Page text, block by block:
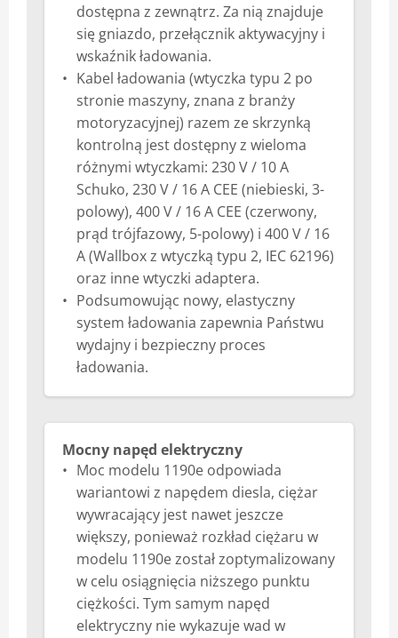
dostępna z zewnątrz. Za nią znajduje
się gniazdo, przełącznik aktywacyjny i
wskaźnik ładowania.
Kabel ładowania (wtyczka typu 2 po
stronie maszyny, znana z branży
motoryzacyjnej) razem ze skrzynką
kontrolną jest dostępny z wieloma
różnymi wtyczkami: 230 V / 10 A
Schuko, 230 V / 16 A CEE (niebieski, 3-
polowy), 400 V / 16 A CEE (czerwony,
prąd trójfazowy, 5-polowy) i 400 V / 16
A (Wallbox z wtyczką typu 2, IEC 62196)
oraz inne wtyczki adaptera.
Podsumowując nowy, elastyczny
system ładowania zapewnia Państwu
wydajny i bezpieczny proces
ładowania.
Mocny napęd elektryczny
Moc modelu 1190e odpowiada
wariantowi z napędem diesla, ciężar
wywracający jest nawet jeszcze
większy, ponieważ rozkład ciężaru w
modelu 1190e został zoptymalizowany
w celu osiągnięcia niższego punktu
ciężkości. Tym samym napęd
elektryczny nie wykazuje wad w